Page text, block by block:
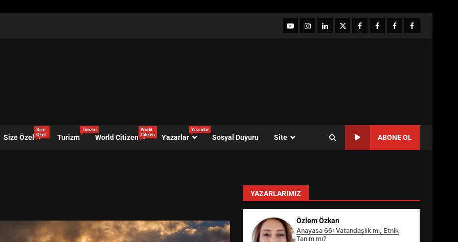
YouTubeInstagram
LinkedIntwitterfacebook-Facebook-
Facebook-Facebook-
Size Özel
Size
Özel
Turizm
Turizm
World Citizen
World
Citizen
Yazarlar
Yazarlar
Sosyal Duyuru Site ABONE OL
YAZARLARIMIZ
Özlem Özkan
Anayasa 66: Vatandaşlık mı, Etnik
Tanım mı?